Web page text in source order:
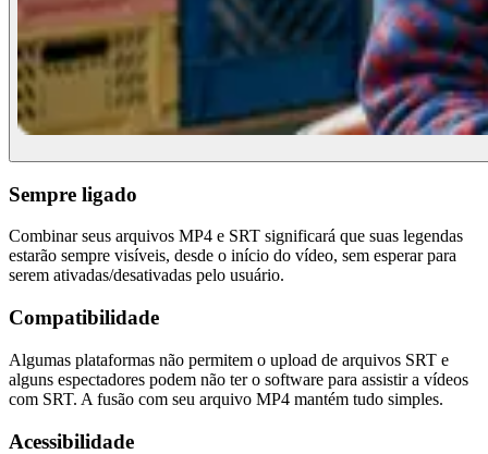
Sempre ligado
Combinar seus arquivos MP4 e SRT significará que suas legendas
estarão sempre visíveis, desde o início do vídeo, sem esperar para
serem ativadas/desativadas pelo usuário.
Compatibilidade
Algumas plataformas não permitem o upload de arquivos SRT e
alguns espectadores podem não ter o software para assistir a vídeos
com SRT. A fusão com seu arquivo MP4 mantém tudo simples.
Acessibilidade